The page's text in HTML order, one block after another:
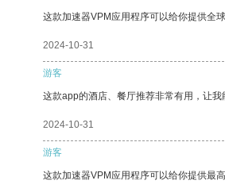
这款加速器VPM应用程序可以给你提供全
2024-10-31
游客
这款app的酒店、餐厅推荐非常有用，让我
2024-10-31
游客
这款加速器VPM应用程序可以给你提供最